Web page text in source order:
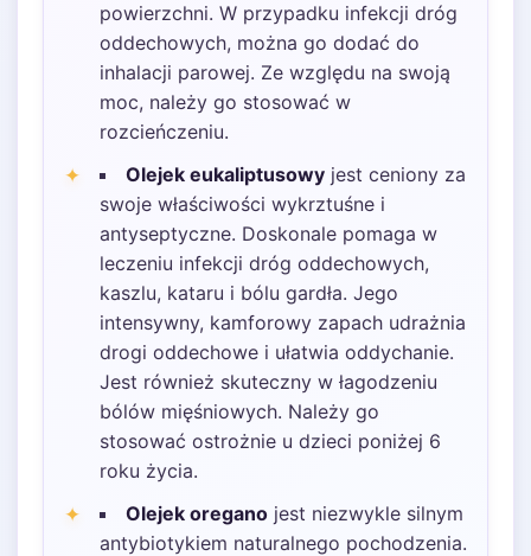
powierzchni. W przypadku infekcji dróg
oddechowych, można go dodać do
inhalacji parowej. Ze względu na swoją
moc, należy go stosować w
rozcieńczeniu.
Olejek eukaliptusowy jest ceniony za
swoje właściwości wykrztuśne i
antyseptyczne. Doskonale pomaga w
leczeniu infekcji dróg oddechowych,
kaszlu, kataru i bólu gardła. Jego
intensywny, kamforowy zapach udrażnia
drogi oddechowe i ułatwia oddychanie.
Jest również skuteczny w łagodzeniu
bólów mięśniowych. Należy go
stosować ostrożnie u dzieci poniżej 6
roku życia.
Olejek oregano jest niezwykle silnym
antybiotykiem naturalnego pochodzenia.